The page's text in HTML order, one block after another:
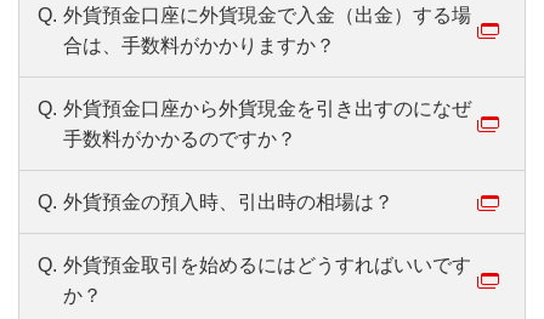
Q. 外貨預金口座に外貨現金で入金（出金）する場
合は、手数料がかかりますか？
Q. 外貨預金口座から外貨現金を引き出すのになぜ
手数料がかかるのですか？
Q. 外貨預金の預入時、引出時の相場は？
Q. 外貨預金取引を始めるにはどうすればいいです
か？